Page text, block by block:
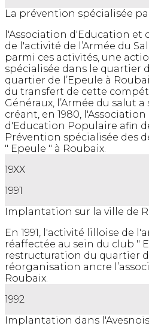
La prévention spécialisée
l'Association d'Education et
de l'activité de l’Armée du
parmi ces activités, une
spécialisée dans le quartier
quartier de l’Epeule à
du transfert de cette
Généraux, l’Armée du salut
créant, en 1980, l'Association
d'Education Populaire afin
Prévention spécialisée des
" Epeule " à Roubaix.
19XX
1991
Implantation sur la ville de
En 1991, l'activité lilloise de
réaffectée au sein du club "
restructuration du quartier
réorganisation ancre
Roubaix.
1992
Implantation dans l'Avesnois